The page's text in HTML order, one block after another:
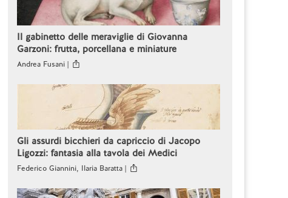
Il gabinetto delle meraviglie di Giovanna
Garzoni: frutta, porcellana e miniature
Andrea Fusani |
Gli assurdi bicchieri da capriccio di Jacopo
Ligozzi: fantasia alla tavola dei Medici
Federico Giannini, Ilaria Baratta |